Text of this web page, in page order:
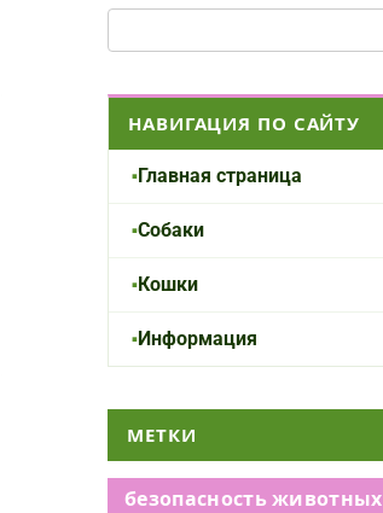
НАВИГАЦИЯ ПО САЙТУ
Главная страница
Собаки
Кошки
Информация
МЕТКИ
безопасность животных